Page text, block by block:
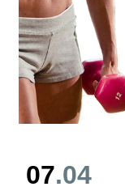
07.04